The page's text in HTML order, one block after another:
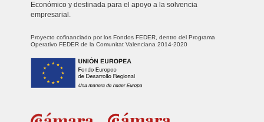
Económico y destinada para el apoyo a la solvencia
empresarial.
Proyecto cofinanciado por los Fondos FEDER, dentro del Programa
Operativo FEDER de la Comunitat Valenciana 2014-2020